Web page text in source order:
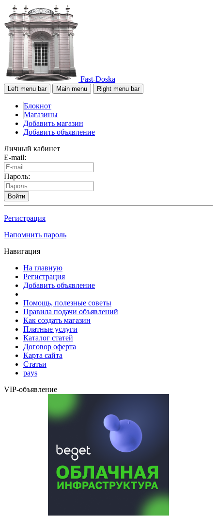
Fast-Doska
Left menu bar Main menu Right menu bar
Блокнот
Магазины
Добавить магазин
Добавить объявление
Личный кабинет
E-mail:
Пароль:
Войти
Регистрация
Напомнить пароль
Навигация
На главную
Регистрация
Добавить объявление
Помощь, полезные советы
Правила подачи объявлений
Как создать магазин
Платные услуги
Каталог статей
Договор оферта
Карта сайта
Статьи
pays
VIP-объявление